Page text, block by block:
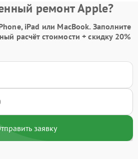
ремонт Apple?
iPad или MacBook. Заполните
расчёт стоимости +скидку 20%
заявку